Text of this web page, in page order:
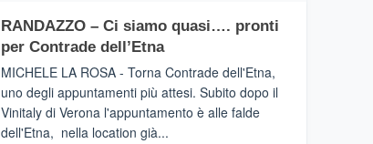
SUMMER
BOOK
CLUB
VIAGRANDE
(Ct)
–
presenta
“Vino
&
RANDAZZO – Ci siamo quasi…. pronti
per Contrade dell’Etna
MICHELE LA ROSA - Torna Contrade dell'Etna,
uno degli appuntamenti più attesi. Subito dopo il
Vinitaly di Verona l'appuntamento è alle falde
dell'Etna, nella location già...